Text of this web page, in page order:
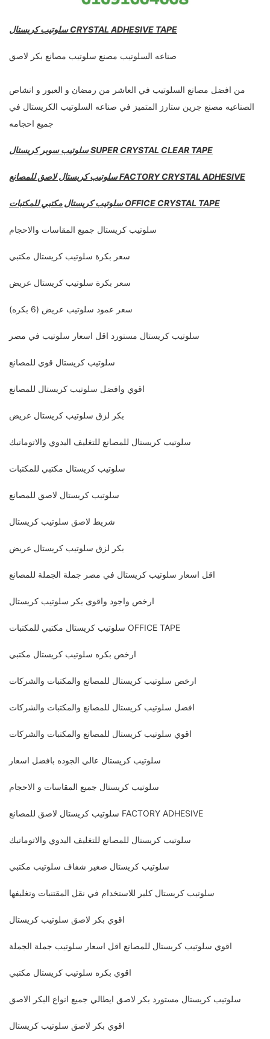
سلوتيب كريستال CRYSTAL ADHESIVE TAPE
صناعه السلوتيب مصنع سلوتيب مصانع بكر لاصق
من افضل مصانع السلوتيب في العاشر من رمضان و العبور و انشاص
الصناعيه مصنع جرين ستارز المتميز في صناعه السلوتيب الكريستال في
جميع احجامه
سلوتيب سوبر كريستال SUPER CRYSTAL CLEAR TAPE
سلوتيب كريستال لاصق للمصانع FACTORY CRYSTAL ADHESIVE
سلوتيب كريستال مكتبي للمكتبات OFFICE CRYSTAL TAPE
سلوتيب كريستال جميع المقاسات والاحجام
سعر بكرة سلوتيب كريستال مكتبي
سعر بكرة سلوتيب كريستال عريض
سعر عمود سلوتيب عريض (6 بكره)
سلوتيب كريستال مستورد اقل اسعار سلوتيب في مصر
سلوتيب كريستال قوي للمصانع
اقوي وافضل سلوتيب كريستال للمصانع
بكر لزق سلوتيب كريستال عريض
سلوتيب كريستال للمصانع للتغليف اليدوي والاتوماتيك
سلوتيب كريستال مكتبي للمكتبات
سلوتيب كريستال لاصق للمصانع
شريط لاصق سلوتيب كريستال
بكر لزق سلوتيب كريستال عريض
اقل اسعار سلوتيب كريستال في مصر جملة الجملة للمصانع
ارخص واجود واقوى بكر سلوتيب كريستال
سلوتيب كريستال مكتبي للمكتبات OFFICE TAPE
ارخص بكره سلوتيب كريستال مكتبي
ارخص سلوتيب كريستال للمصانع والمكتبات والشركات
افضل سلوتيب كريستال للمصانع والمكتبات والشركات
اقوي سلوتيب كريستال للمصانع والمكتبات والشركات
سلوتيب كريستال عالي الجوده بافضل اسعار
سلوتيب كريستال جميع المقاسات و الاحجام
سلوتيب كريستال لاصق للمصانع FACTORY ADHESIVE
سلوتيب كريستال للمصانع للتغليف اليدوي والاتوماتيك
سلوتيب كريستال صغير شفاف سلوتيب مكتبي
سلوتيب كريستال كلير للاستخدام في نقل المقتنيات وتغليفها
اقوي بكر لاصق سلوتيب كريستال
اقوي سلوتيب كريستال للمصانع اقل اسعار سلوتيب جملة الجملة
اقوي بكره سلوتيب كريستال مكتبي
سلوتيب كريستال مستورد بكر لاصق ايطالي جميع انواع البكر الاصق
اقوي بكر لاصق سلوتيب كريستال